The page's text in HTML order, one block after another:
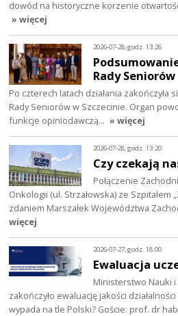
dowód na historyczne korzenie
» więcej
2026-07-28, godz. 13:26
Rady Seniorów
Po czterech latach działania zakończyła
Rady Seniorów w Szczecinie. Organ
funkcje opiniodawczą… » więcej
2026-07-28, godz. 13:20
Czy czekają
Połączenie
Onkologii (ul. Strzałowska) ze Szpitalem
zdaniem Marszałek Województwa
więcej
2026-07-27, godz. 18:00
Ewaluacja
Ministerstwo Nauki
zakończyło ewaluację jakości
wypada na tle Polski? Goście: prof. dr